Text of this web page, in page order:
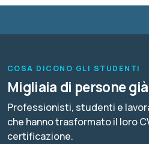
COSA DICONO GLI STUDENTI
Migliaia di persone
Professionisti, studenti e
che hanno trasformato il loro
certificazione.